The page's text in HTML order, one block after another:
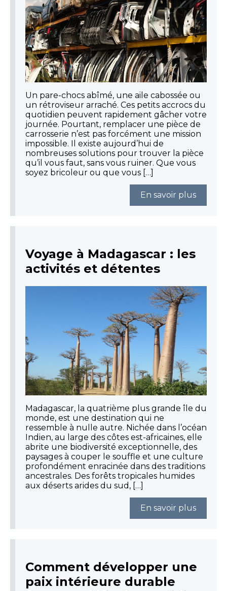
Un pare-chocs abîmé, une aile cabossée ou
un rétroviseur arraché. Ces petits accrocs du
quotidien peuvent rapidement gâcher votre
journée. Pourtant, remplacer une pièce de
carrosserie n’est pas forcément une mission
impossible. Il existe aujourd’hui de
nombreuses solutions pour trouver la pièce
qu’il vous faut, sans vous ruiner. Que vous
soyez bricoleur ou que vous […]
En savoir plus
Voyage à Madagascar : les
activités et détentes
Madagascar, la quatrième plus grande île du
monde, est une destination qui ne
ressemble à nulle autre. Nichée dans l’océan
Indien, au large des côtes est-africaines, elle
abrite une biodiversité exceptionnelle, des
paysages à couper le souffle et une culture
profondément enracinée dans des traditions
ancestrales. Des forêts tropicales humides
aux déserts arides du sud, […]
En savoir plus
Comment développer une
paix intérieure durable